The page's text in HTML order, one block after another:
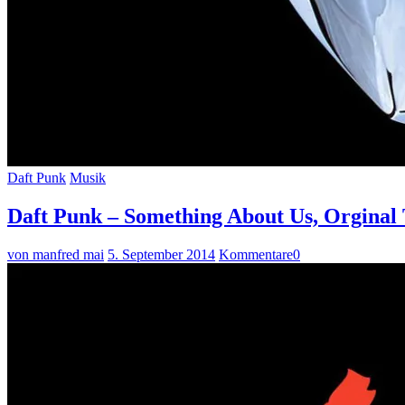
Daft Punk Musik
Daft Punk – Something About Us, Orginal
von manfred mai 5. September 2014 Kommentare0